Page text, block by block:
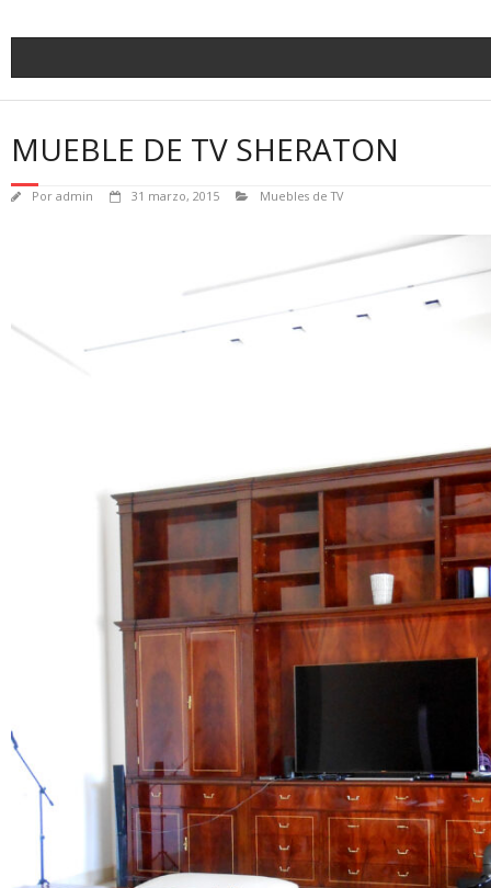
MUEBLE DE TV SHERATON
Por admin 31 marzo, 2015 Muebles de TV